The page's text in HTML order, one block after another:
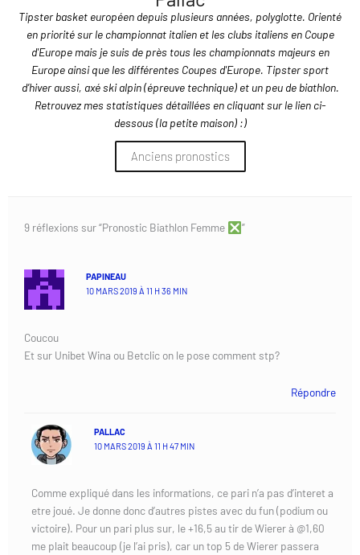
Tipster basket européen depuis plusieurs années, polyglotte. Orienté
en priorité sur le championnat italien et les clubs italiens en Coupe
d'Europe mais je suis de près tous les championnats majeurs en
Europe ainsi que les différentes Coupes d'Europe. Tipster sport
d’hiver aussi, axé ski alpin (épreuve technique) et un peu de biathlon.
Retrouvez mes statistiques détaillées en cliquant sur le lien ci-
dessous (la petite maison) :)
Anciens pronostics
9 réflexions sur “Pronostic Biathlon Femme ”
PAPINEAU
10 MARS 2019 À 11 H 36 MIN
Coucou
Et sur Unibet Wina ou Betclic on le pose comment stp?
Répondre
PALLAC
10 MARS 2019 À 11 H 47 MIN
Comme expliqué dans les informations, ce pari n’a pas d’interet a
etre joué. Je donne donc d’autres pistes avec du fun (podium ou
victoire). Pour un pari plus sur, le +16,5 au tir de Wierer à @1,60
me plait beaucoup (je l’ai pris), car un top 5 de Wierer passera